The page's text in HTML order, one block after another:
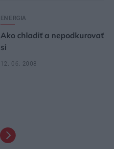
ENERGIA
Ako chladiť a nepodkurovať
si
12. 06. 2008